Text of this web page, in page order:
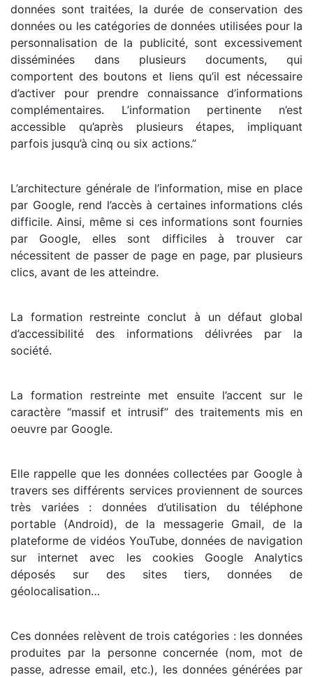
données sont traitées, la durée de conservation des
données ou les catégories de données utilisées pour la
personnalisation de la publicité, sont excessivement
disséminées dans plusieurs documents, qui
comportent des boutons et liens qu’il est nécessaire
d’activer pour prendre connaissance d’informations
complémentaires. L’information pertinente n’est
accessible qu’après plusieurs étapes, impliquant
parfois jusqu’à cinq ou six actions.”
L’architecture générale de l’information, mise en place
par Google, rend l’accès à certaines informations clés
difficile. Ainsi, même si ces informations sont fournies
par Google, elles sont difficiles à trouver car
nécessitent de passer de page en page, par plusieurs
clics, avant de les atteindre.
La formation restreinte conclut à un défaut global
d’accessibilité des informations délivrées par la
société.
La formation restreinte met ensuite l’accent sur le
caractère “massif et intrusif” des traitements mis en
oeuvre par Google.
Elle rappelle que les données collectées par Google à
travers ses différents services proviennent de sources
très variées : données d’utilisation du téléphone
portable (Android), de la messagerie Gmail, de la
plateforme de vidéos YouTube, données de navigation
sur internet avec les cookies Google Analytics
déposés sur des sites tiers, données de
géolocalisation…
Ces données relèvent de trois catégories : les données
produites par la personne concernée (nom, mot de
passe, adresse email, etc.), les données générées par